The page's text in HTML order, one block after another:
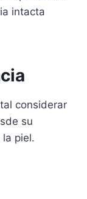
intacta
considerar
su
piel.